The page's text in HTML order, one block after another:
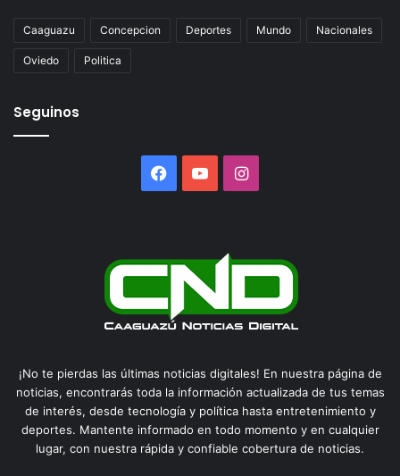
Caaguazu Concepcion Deportes Mundo Nacionales
Oviedo Politica
Seguinos
Facebook
YouTubeInstagram
¡No te pierdas las últimas noticias digitales! En nuestra página de
noticias, encontrarás toda la información actualizada de tus temas
de interés, desde tecnología y política hasta entretenimiento y
deportes. Mantente informado en todo momento y en cualquier
lugar, con nuestra rápida y confiable cobertura de noticias.